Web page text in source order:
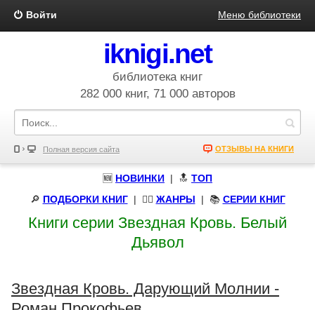
Войти Меню библиотеки
iknigi.net
библиотека книг
282 000 книг, 71 000 авторов
Полная версия сайта ОТЗЫВЫ НА КНИГИ
🆕 НОВИНКИ | 🔝 ТОП
🔎 ПОДБОРКИ КНИГ| 🧝‍♀️ ЖАНРЫ | 📚 СЕРИИ КНИГ
Книги серии Звездная Кровь. Белый
Дьявол
Звездная Кровь. Дарующий Молнии -